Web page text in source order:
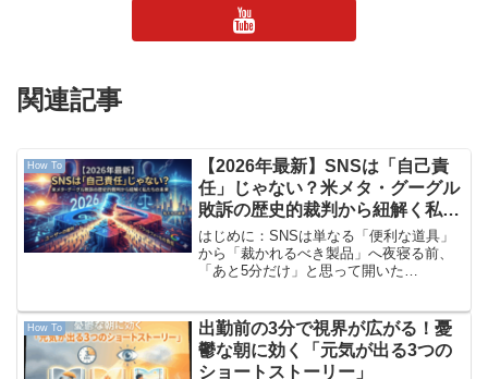
関連記事
How To
【2026年最新】SNSは「自己責
任」じゃない？米メタ・グーグル
敗訴の歴史的裁判から紐解く私た
ちの未来
はじめに：SNSは単なる「便利な道具」
から「裁かれるべき製品」へ夜寝る前、
「あと5分だけ」と思って開いた
とともに朝を迎えた……。そんな経験は
あり...
How To
出勤前の3分で視界が広がる！憂
鬱な朝に効く「元気が出る3つの
ショートストーリー」